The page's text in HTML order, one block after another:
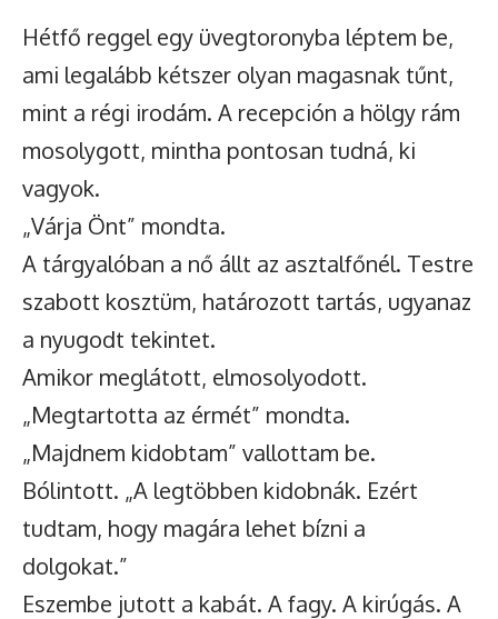
Hétfő reggel egy üvegtoronyba léptem be,
ami legalább kétszer olyan magasnak tűnt,
mint a régi irodám. A recepción a hölgy rám
mosolygott, mintha pontosan tudná, ki
vagyok.
„Várja Önt” mondta.
A tárgyalóban a nő állt az asztalfőnél. Testre
szabott kosztüm, határozott tartás, ugyanaz
a nyugodt tekintet.
Amikor meglátott, elmosolyodott.
„Megtartotta az érmét” mondta.
„Majdnem kidobtam” vallottam be.
Bólintott. „A legtöbben kidobnák. Ezért
tudtam, hogy magára lehet bízni a
dolgokat.”
Eszembe jutott a kabát. A fagy. A kirúgás. A